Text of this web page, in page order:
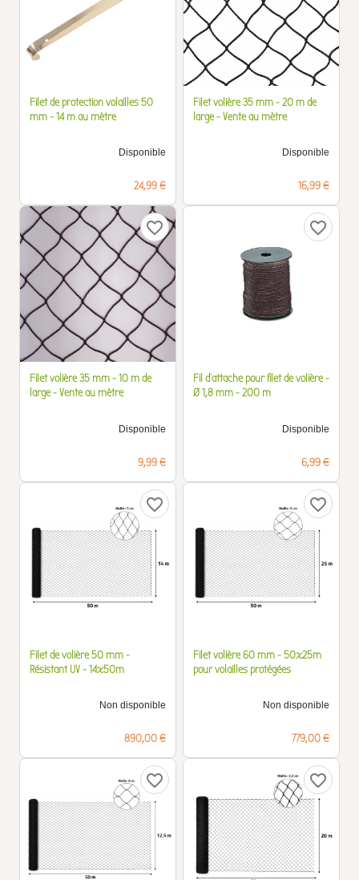
Filet de protection volailles 50
mm - 14 m au mètre
Disponible
Prix
24,99 €
Filet volière 35 mm - 20 m de
large - Vente au mètre
Disponible
Prix
16,99 €
favorite_border
Filet volière 35 mm - 10 m de
large - Vente au mètre
Disponible
Prix
9,99 €
favorite_border
Fil d'attache pour filet de volière -
Ø 1,8 mm - 200 m
Disponible
Prix
6,99 €
favorite_border
Filet de volière 50 mm -
Résistant UV - 14x50m
Non disponible
Prix
890,00 €
favorite_border
Filet volière 60 mm - 50x25m
pour volailles protégées
Non disponible
Prix
779,00 €
favorite_border favorite_border